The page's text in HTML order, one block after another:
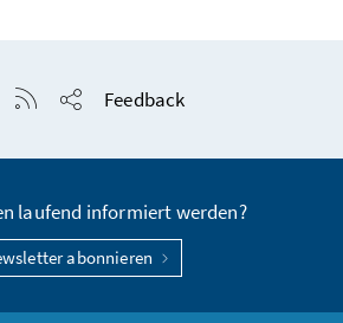
drucken
RSS-Feed anzeigen
Feedback
laufend informiert werden?
abonnieren